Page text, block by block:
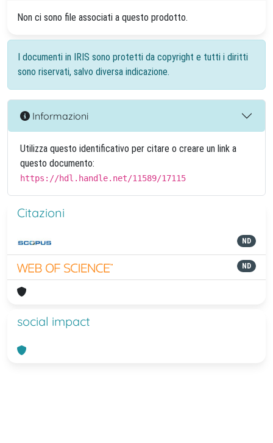
Non ci sono file associati a questo prodotto.
I documenti in IRIS sono protetti da copyright e tutti i diritti
sono riservati, salvo diversa indicazione.
Informazioni
Utilizza questo identificativo per citare o creare un link a
questo documento:
https://hdl.handle.net/11589/17115
Citazioni
ND
ND
social impact